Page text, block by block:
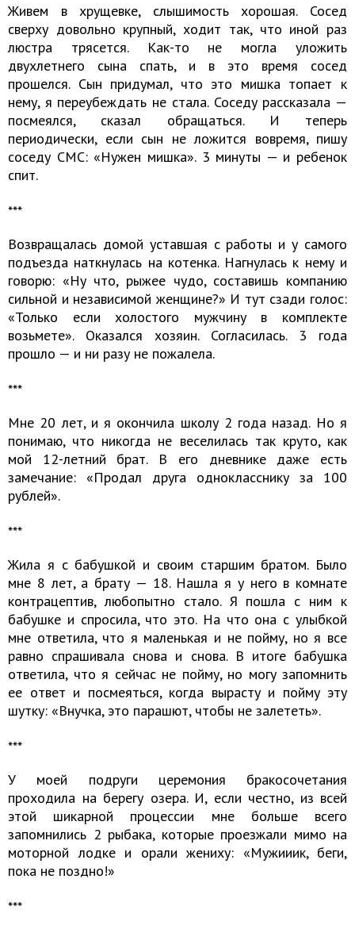
Живем в хрущевке, слышимость хорошая. Сосед
сверху довольно крупный, ходит так, что иной раз
люстра трясется. Как-то не могла уложить
двухлетнего сына спать, и в это время сосед
прошелся. Сын придумал, что это мишка топает к
нему, я переубеждать не стала. Соседу рассказала —
посмеялся, сказал обращаться. И теперь
периодически, если сын не ложится вовремя, пишу
соседу СМС: «Нужен мишка». 3 минуты — и ребенок
спит.
***
Возвращалась домой уставшая с работы и у самого
подъезда наткнулась на котенка. Нагнулась к нему и
говорю: «Ну что, рыжее чудо, составишь компанию
сильной и независимой женщине?» И тут сзади голос:
«Только если холостого мужчину в комплекте
возьмете». Оказался хозяин. Согласилась. 3 года
прошло — и ни разу не пожалела.
***
Мне 20 лет, и я окончила школу 2 года назад. Но я
понимаю, что никогда не веселилась так круто, как
мой 12-летний брат. В его дневнике даже есть
замечание: «Продал друга однокласснику за 100
рублей».
***
Жила я с бабушкой и своим старшим братом. Было
мне 8 лет, а брату — 18. Нашла я у него в комнате
контрацептив, любопытно стало. Я пошла с ним к
бабушке и спросила, что это. На что она с улыбкой
мне ответила, что я маленькая и не пойму, но я все
равно спрашивала снова и снова. В итоге бабушка
ответила, что я сейчас не пойму, но могу запомнить
ее ответ и посмеяться, когда вырасту и пойму эту
шутку: «Внучка, это парашют, чтобы не залететь».
​​​​​​​***
У моей подруги церемония бракосочетания
проходила на берегу озера. И, если честно, из всей
этой шикарной процессии мне больше всего
запомнились 2 рыбака, которые проезжали мимо на
моторной лодке и орали жениху: «Мужииик, беги,
пока не поздно!»
​​​​​​​***